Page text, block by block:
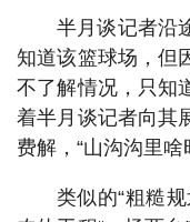
半月谈记者沿
知道该篮球场，但
不了解情况，只知
着半月谈记者向其
费解，“山沟沟里
类似的“粗糙